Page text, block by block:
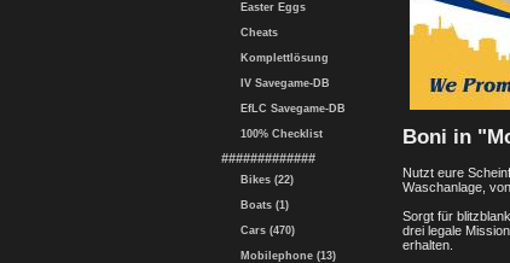
Easter Eggs
Cheats
Komplettlösung
IV Savegame-DB
EfLC Savegame-DB
100% Checklist
#############
Bikes (22)
Boats (1)
Cars (470)
Mobilephone (13)
Boni in
Nutzt eure
Waschanlage,
Sorgt für
drei legale
erhalten.